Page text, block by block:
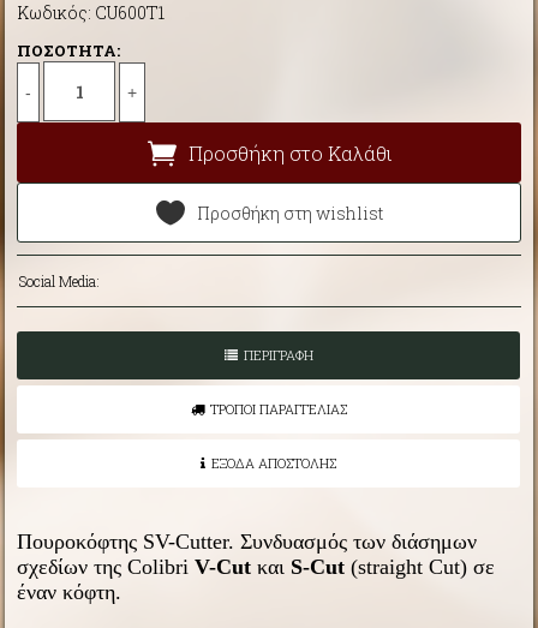
Κωδικός: CU600T1
ΠΟΣΟΤΗΤΑ:
- +
Προσθήκη στο Καλάθι
Προσθήκη στη wishlist
Social Media:
ΠΕΡΙΓΡΑΦΗ
ΤΡΟΠΟΙ ΠΑΡΑΓΓΕΛΙΑΣ
ΕΞΟΔΑ ΑΠΟΣΤΟΛΗΣ
Πουροκόφτης SV-Cutter. Συνδυασμός των διάσημων
σχεδίων της ColibriV-Cut και S-Cut (straight Cut) σε
έναν κόφτη.